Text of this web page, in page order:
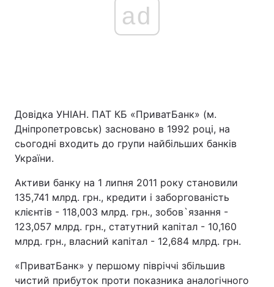
ad
Довідка УНІАН. ПАТ КБ «ПриватБанк» (м.
Дніпропетровськ) засновано в 1992 році, на
сьогодні входить до групи найбільших банків
України.
Активи банку на 1 липня 2011 року становили
135,741 млрд. грн., кредити і заборгованість
клієнтів - 118,003 млрд. грн., зобов`язання -
123,057 млрд. грн., статутний капітал - 10,160
млрд. грн., власний капітал - 12,684 млрд. грн.
«ПриватБанк» у першому півріччі збільшив
чистий прибуток проти показника аналогічного